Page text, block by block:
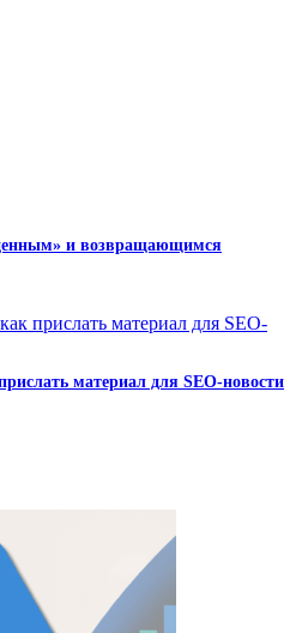
и возвращающимся
материал для SEO-новости